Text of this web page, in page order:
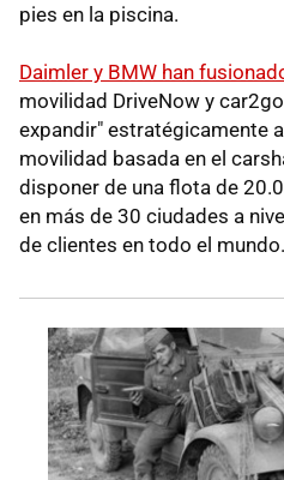
pies en la piscina.
Daimler y BMW han
movilidad DriveNow y
expandir" estratégicamente
movilidad basada en el
disponer de una flota de
en más de 30 ciudades a
de clientes en todo el mundo.